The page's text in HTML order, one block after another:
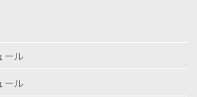
ール
ール